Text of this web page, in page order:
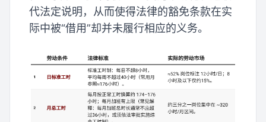
代法定说明，从而使得法律的豁免条款在实
际中被“借用”却并未履行相应的义务。